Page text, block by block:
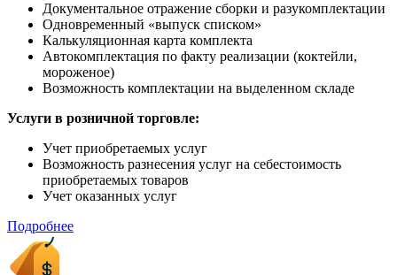
Документальное отражение сборки и разукомплектации
Одновременный «выпуск списком»
Калькуляционная карта комплекта
Автокомплектация по факту реализации (коктейли,
мороженое)
Возможность комплектации на выделенном складе
Услуги в розничной торговле:
Учет приобретаемых услуг
Возможность разнесения услуг на себестоимость
приобретаемых товаров
Учет оказанных услуг
Подробнее